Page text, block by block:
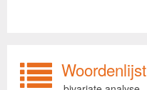
Woordenlijst